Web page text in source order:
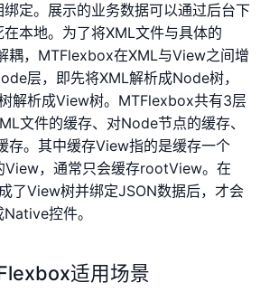
绑定。展示的业务数据可以通过后台下
本地。为了将XML文件与具体的
耦，MTFlexbox在XML与View之间增
层，即先将XML解析成Node树，
解析成View树。MTFlexbox共有3层
文件的缓存、对Node节点的缓存、
存。其中缓存View指的是缓存一个
View，通常只会缓存rootView。在
了View树并绑定JSON数据后，才会
控件。
适用场景